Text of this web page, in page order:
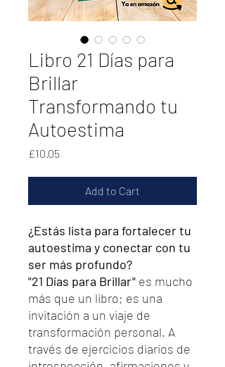
Libro 21 Días para
Brillar
Transformando tu
Autoestima
£10.05Price
Add to Cart
¿Estás lista para fortalecer tu
autoestima y conectar con tu
ser más profundo?
"21 Días para Brillar" es mucho
más que un libro; es una
invitación a un viaje de
transformación personal. A
través de ejercicios diarios de